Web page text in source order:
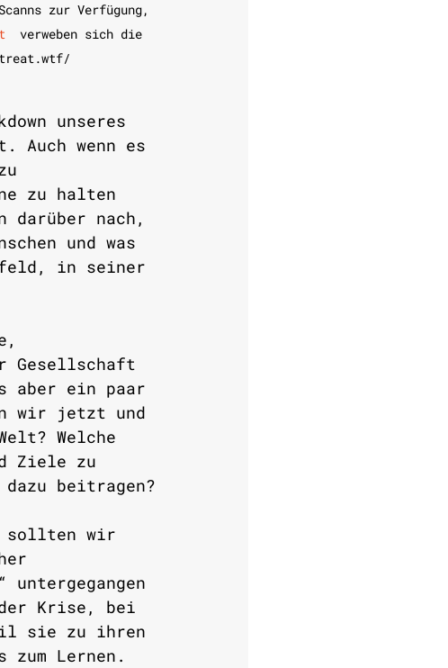
zur Verfügung,
verweben sich die
unseres
Auch wenn es
zu halten
darüber nach,
und was
in seiner
Gesellschaft
aber ein paar
wir jetzt und
Welche
Ziele zu
beitragen?
sollten wir
Krise, bei
sie zu ihren
zum Lernen.